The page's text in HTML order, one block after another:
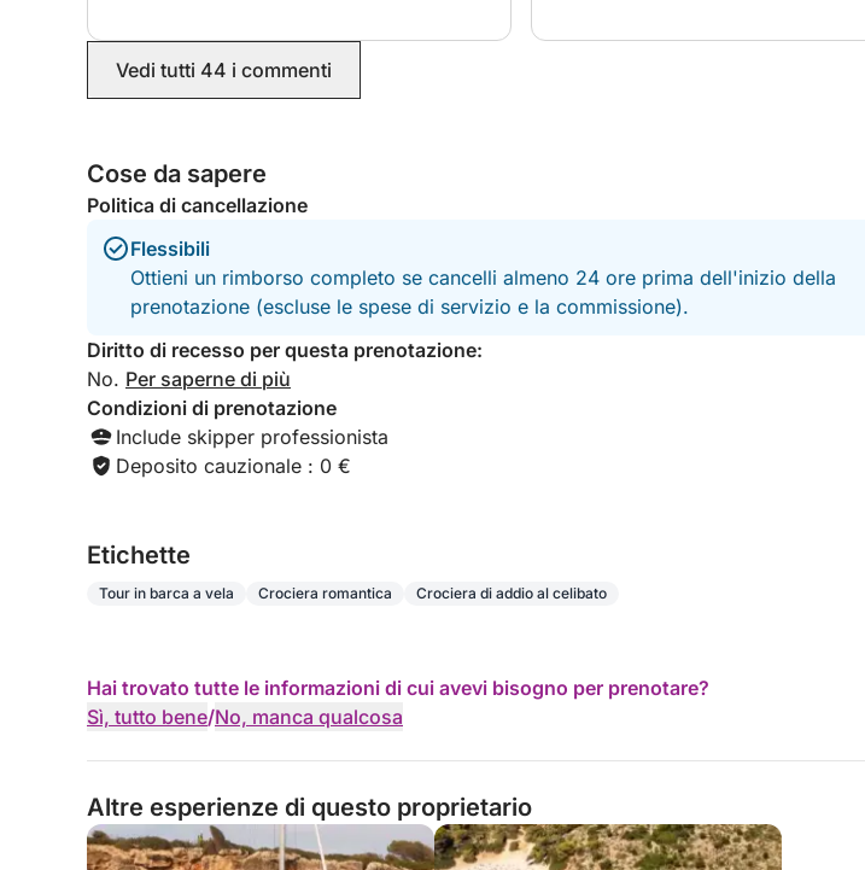
Vedi tutti 44 i commenti
Cose da sapere
Politica di cancellazione
Flessibili
Ottieni un rimborso completo se cancelli almeno 24 ore prima dell'inizio della
prenotazione (escluse le spese di servizio e la commissione).
Diritto di recesso per questa prenotazione:
No. Per saperne di più
Condizioni di prenotazione
Include skipper professionista
Deposito cauzionale : 0 €
Etichette
Tour in barca a vela Crociera romantica Crociera di addio al celibato
Hai trovato tutte le informazioni di cui avevi bisogno per prenotare?
Sì, tutto bene/No, manca qualcosa
Altre esperienze di questo proprietario